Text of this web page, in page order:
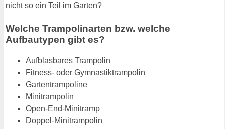
nicht so ein Teil im Garten?
Welche Trampolinarten bzw. welche
Aufbautypen gibt es?
Aufblasbares Trampolin
Fitness- oder Gymnastiktrampolin
Gartentrampoline
Minitrampolin
Open-End-Minitramp
Doppel-Minitrampolin